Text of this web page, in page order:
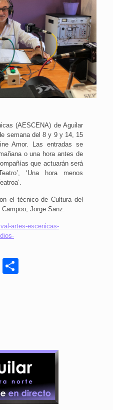
(AESCENA) de Aguilar
semana del 8 y 9 y 14, 15
Amor. Las entradas se
o una hora antes de
que actuarán será
‘Una hora menos
el técnico de Cultura del
Jorge Sanz.
artes-escenicas-
Email